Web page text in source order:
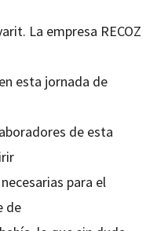
La empresa RECOZ
esta jornada de
de esta
para el
de